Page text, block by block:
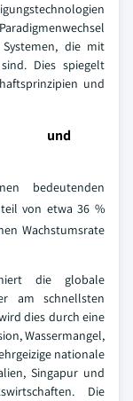
die mit
Dies spiegelt
und
und
bedeutenden
von etwa 36 %
Wachstumsrate
die globale
am schnellsten
dies durch eine
Wassermangel,
nationale
Singapur und
Die